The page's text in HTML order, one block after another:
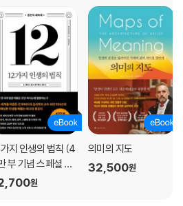
지 인생의 법칙 (4
부 기념 스페셜 에
)
원
의미의 지도
32,500원